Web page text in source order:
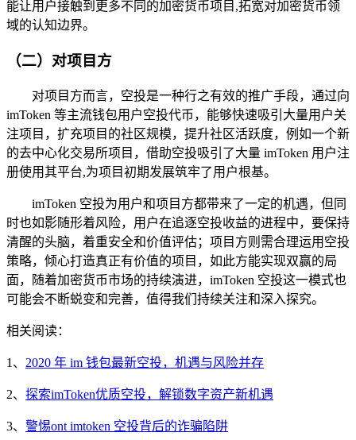
能让用户接触到更多不同的加密货币项目,拓宽对加密货币领
域的认知边界。
（二）对项目方
对项目方而言，空投是一种行之有效的推广手段，通过向
imToken 等主流钱包用户空投代币，能够快速吸引大量用户关
注项目，扩充项目的社区规模，提升社区活跃度，例如一个新
的去中心化交易所项目，借助空投吸引了大量 imToken 用户注
册使用其平台,为项目初期发展筑牢了用户根基。
imToken 空投为用户和项目方都带来了一定的机遇，但同
时也如影随形着风险，用户在追逐空投收益的进程中，要保持
清醒的头脑，着重安全和价值评估；项目方则需合理运用空投
策略，倾心打造真正有价值的项目，如此方能实现双赢的局
面，随着加密货币市场的持续演进，imToken 空投这一模式也
可能会不断蜕变和完善，值得我们持续关注和深入探究。
相关阅读：
1、 2020 年 im 钱包最新空投，机遇与风险并存
2、 探索imToken优质空投，解锁数字资产新机遇
3、 警惕ont imtoken 空投背后的诈骗陷阱